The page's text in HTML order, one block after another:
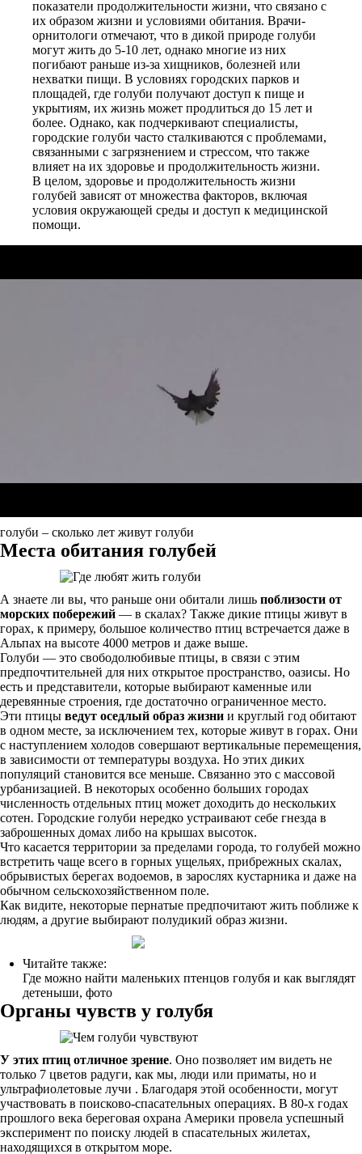
показатели продолжительности жизни, что связано с
их образом жизни и условиями обитания. Врачи-
орнитологи отмечают, что в дикой природе голуби
могут жить до 5-10 лет, однако многие из них
погибают раньше из-за хищников, болезней или
нехватки пищи. В условиях городских парков и
площадей, где голуби получают доступ к пище и
укрытиям, их жизнь может продлиться до 15 лет и
более. Однако, как подчеркивают специалисты,
городские голуби часто сталкиваются с проблемами,
связанными с загрязнением и стрессом, что также
влияет на их здоровье и продолжительность жизни.
В целом, здоровье и продолжительность жизни
голубей зависят от множества факторов, включая
условия окружающей среды и доступ к медицинской
помощи.
голуби – сколько лет живут голуби
Места обитания голубей
А знаете ли вы, что раньше они обитали лишь поблизости от
морских побережий — в скалах? Также дикие птицы живут в
горах, к примеру, большое количество птиц встречается даже в
Альпах на высоте 4000 метров и даже выше.
Голуби — это свободолюбивые птицы, в связи с этим
предпочтительней для них открытое пространство, оазисы. Но
есть и представители, которые выбирают каменные или
деревянные строения, где достаточно ограниченное место.
Эти птицы ведут оседлый образ жизни и круглый год обитают
в одном месте, за исключением тех, которые живут в горах. Они
с наступлением холодов совершают вертикальные перемещения,
в зависимости от температуры воздуха. Но этих диких
популяций становится все меньше. Связанно это с массовой
урбанизацией. В некоторых особенно больших городах
численность отдельных птиц может доходить до нескольких
сотен. Городские голуби нередко устраивают себе гнезда в
заброшенных домах либо на крышах высоток.
Что касается территории за пределами города, то голубей можно
встретить чаще всего в горных ущельях, прибрежных скалах,
обрывистых берегах водоемов, в зарослях кустарника и даже на
обычном сельскохозяйственном поле.
Как видите, некоторые пернатые предпочитают жить поближе к
людям, а другие выбирают полудикий образ жизни.
Читайте также:
Где можно найти маленьких птенцов голубя и как выглядят
детеныши, фото
Органы чувств у голубя
У этих птиц отличное зрение. Оно позволяет им видеть не
только 7 цветов радуги, как мы, люди или приматы, но и
ультрафиолетовые лучи . Благодаря этой особенности, могут
участвовать в поисково-спасательных операциях. В 80-х годах
прошлого века береговая охрана Америки провела успешный
эксперимент по поиску людей в спасательных жилетах,
находящихся в открытом море.